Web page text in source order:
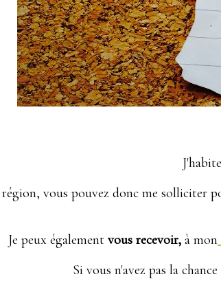
J'habite
région, vous pouvez donc me solliciter
Je peux également vous recevoir, à mon
Si vous n'avez pas la